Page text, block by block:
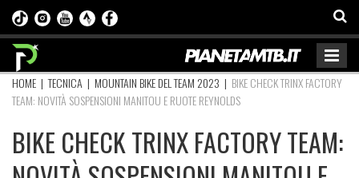
HOME |TECNICA | MOUNTAIN BIKE DEL TEAM 2023 | BIKE CHECK TRINX FACTORY
TEAM: NOVITÀ SOSPENSIONI MANITOU E RUOTE REYNOLDS
BIKE CHECK TRINX FACTORY TEAM: